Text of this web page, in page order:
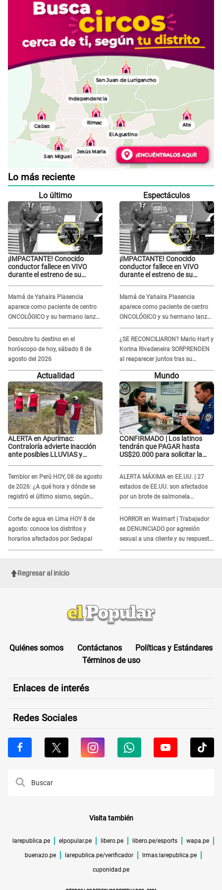
Lo más reciente
Lo último
¡IMPACTANTE! Conocido
conductor fallece en VIVO
durante el estreno de su
Mamá de Yahaira Plasencia
aparece como paciente de centro
ONCOLÓGICO y su hermano lanza
DESGARRADOR mensaje: "Hoy fue
la última..."
Descubre tu destino en el
horóscopo de hoy, sábado 8 de
agosto del 2026
Espectáculos
¡IMPACTANTE! Conocido
conductor fallece en VIVO
durante el estreno de su
Mamá de Yahaira Plasencia
aparece como paciente de centro
ONCOLÓGICO y su hermano lanza
DESGARRADOR mensaje: "Hoy fue
la última..."
¿SE RECONCILIARON? Mario Hart y
Korina Rivadeneira SORPRENDEN
al reaparecer juntos tras su
DOLOROSA separación: “Que
Actualidad
ALERTA en Apurímac:
Contraloría advierte inacción
ante posibles LLUVIAS y
Temblor en Perú HOY, 08 de agosto
de 2026: ¿A qué hora y dónde se
registró el último sismo, según
IGP?
Corte de agua en Lima HOY 8 de
agosto: conoce los distritos y
horarios afectados por Sedapal
Mundo
CONFIRMADO | Los latinos
tendrán que PAGAR hasta
US$20.000 para solicitar la
ALERTA MÁXIMA en EE.UU. | 27
estados de EE.UU. son afectados
por un brote de salmonela
relacionado a un producto MUY
UTILIZADO
HORROR en Walmart | Trabajador
es DENUNCIADO por agresión
sexual a una cliente y su respuesta
INDIGNÓ A TODOS
Regresar al inicio
Quiénes somos Contáctanos
Políticas y Estándares
Términos de uso
Enlaces de interés
Redes Sociales
Visita también
larepublica.pe elpopular.pe libero.pe libero.pe/esports wapa.pe
buenazo.pe larepublica.pe/verificador lrmas.larepublica.pe
cuponidad.pe